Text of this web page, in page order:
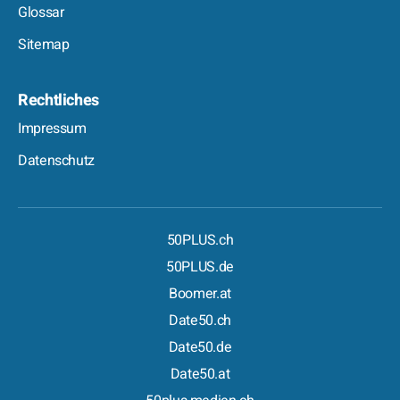
Glossar
Sitemap
Rechtliches
Impressum
Datenschutz
50PLUS.ch
50PLUS.de
Boomer.at
Date50.ch
Date50.de
Date50.at